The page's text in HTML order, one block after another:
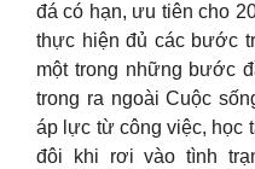
đá có hạn, ưu tiên cho
thực hiện đủ các bước
một trong những bước
trong ra ngoài Cuộc
áp lực từ công việc, học
đôi khi rơi vào tình